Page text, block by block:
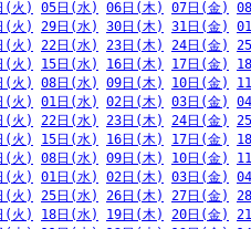
(火) 05日(水) 06日(木) 07日(金)
(火) 29日(水) 30日(木) 31日(金)
(火) 22日(水) 23日(木) 24日(金)
(火) 15日(水) 16日(木) 17日(金)
(火) 08日(水) 09日(木) 10日(金)
(火) 01日(水) 02日(木) 03日(金)
(火) 22日(水) 23日(木) 24日(金)
(火) 15日(水) 16日(木) 17日(金)
(火) 08日(水) 09日(木) 10日(金)
(火) 01日(水) 02日(木) 03日(金)
(火) 25日(水) 26日(木) 27日(金)
(火) 18日(水) 19日(木) 20日(金)